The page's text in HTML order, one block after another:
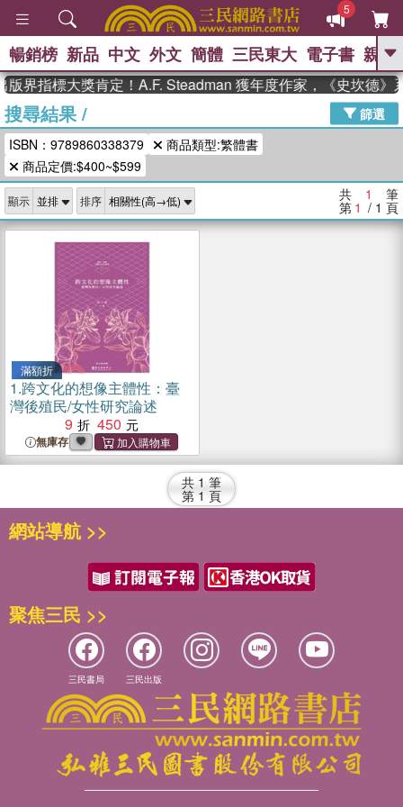
5
GO
高希均教授回憶錄
、 The Odyssey 、 父親節 、 花開錦
繡 、 暑期推薦
、 偉大的迷走神經 、 如果歷史是一
群喵
暢銷榜 新品 中文 外文 簡體 三民東大 電子書 親子
界指標大獎肯定！A.F. Steadman 獲年度作家，《史坎德》
搜尋結果/
篩選
ISBN：9789860338379
商品類型:繁體書
商品定價:$400~$599
顯示 排序 共 1 筆
第 1 / 1 頁
滿額折
1.跨文化的想像主體性：臺
灣後殖民/女性研究論述
9
450
無庫存
共 1 筆
第 1 頁
網站導航 >>
聚焦三民 >>
三民書局 三民出版